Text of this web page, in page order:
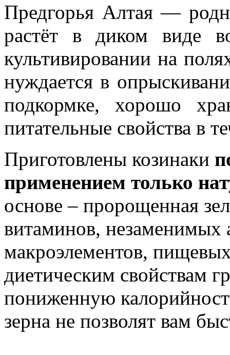
Предгорья Алтая —
растёт в диком виде
культивировании на
нуждается в
подкормке, хорошо
питательные свойства в
Приготовлены козинаки
применением только
основе – пророщенная
витаминов, незаменимых
макроэлементов,
диетическим свойствам
пониженную
зерна не позволят вам